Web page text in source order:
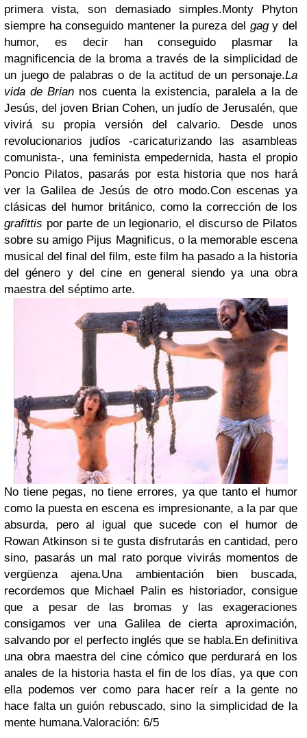
primera vista, son demasiado simples.Monty Phyton
siempre ha conseguido mantener la pureza del gagy del
humor, es decir han conseguido plasmar la
magnificencia de la broma a través de la simplicidad de
un juego de palabras o de la actitud de un personaje.La
vida de Brian nos cuenta la existencia, paralela a la de
Jesús, del joven Brian Cohen, un judío de Jerusalén, que
vivirá su propia versión del calvario. Desde unos
revolucionarios judíos -caricaturizando las asambleas
comunista-, una feminista empedernida, hasta el propio
Poncio Pilatos, pasarás por esta historia que nos hará
ver la Galilea de Jesús de otro modo.Con escenas ya
clásicas del humor británico, como la corrección de los
grafittis por parte de un legionario, el discurso de Pilatos
sobre su amigo Pijus Magnificus, o la memorable escena
musical del final del film, este film ha pasado a la historia
del género y del cine en general siendo ya una obra
maestra del séptimo arte.
No tiene pegas, no tiene errores, ya que tanto el humor
como la puesta en escena es impresionante, a la par que
absurda, pero al igual que sucede con el humor de
Rowan Atkinson si te gusta disfrutarás en cantidad, pero
sino, pasarás un mal rato porque vivirás momentos de
vergüenza ajena.Una ambientación bien buscada,
recordemos que Michael Palin es historiador, consigue
que a pesar de las bromas y las exageraciones
consigamos ver una Galilea de cierta aproximación,
salvando por el perfecto inglés que se habla.En definitiva
una obra maestra del cine cómico que perdurará en los
anales de la historia hasta el fin de los días, ya que con
ella podemos ver como para hacer reír a la gente no
hace falta un guión rebuscado, sino la simplicidad de la
mente humana.Valoración: 6/5